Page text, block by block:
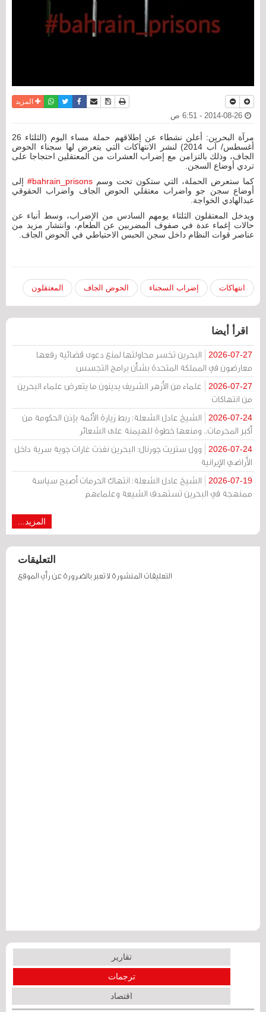
نسخة للطباعة
حفظ الموضوع
أرسل الى صديق
فيسبوكتويترواتسابالمزيد
مرآة البحرين: أعلن نشطاء عن إطلاقهم حملة مساء اليوم (الثلثاء 26
أغسطس/ آب 2014) لنشر الانتهاكات التي يتعرض لها سجناء الحوض
الجاف، وذلك بالتزامن مع إضراب العشرات من المعتقلين احتجاجا على
تردي أوضاع السجن.
كما ستعرض الحملة، التي ستكون تحت وسم bahrain_prisons#
إلى
أوضاع سجن جو واضراب معتقلي الحوض الجاف واضراب الحقوقي
عبدالهادي الخواجة.
ويدخل المعتقلون الثلثاء يومهم السادس من الإضراب، وسط أنباء عن
حالات إغماء عدة في صفوف المضربين عن الطعام، وانتشار مزيد من
عناصر قوات النظام داخل سجن الحبس الاحتياطي في الحوض الجاف.
انتهاكات إضراب السجناء الحوض الجاف المعتقلون
اقرأ أيضا
2026-07-27
البحرين تخسر محاولتها لمنع دعوى قضائية رفعها
معارضون في المملكة المتحدة بشأن برامج التجسس
2026-07-27
علماء من الأزهر الشريف يدينون ما يتعرض علماء البحرين
من انتهاكات
2026-07-24
الشيخ عادل الشعلة: ربط زيارة الأئمة بإذن الحكومة من
أكبر المحرمات.. ومنعها خطوة للهيمنة على الشعائر
2026-07-24
وول ستريت جورنال: البحرين نفذت غارات جوية سرية داخل
الأراضي الإيرانية
2026-07-19
الشيخ عادل الشعلة: انتهاك الحرمات أصبح سياسة
ممنهجة في البحرين تستهدف الشيعة وعلماءهم
المزيد...
التعليقات
التعليقات المنشورة لا تعبر بالضرورة عن رأي الموقع
تقارير
ترجمات
اقتصاد